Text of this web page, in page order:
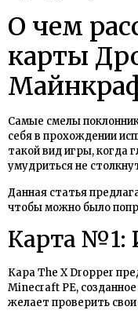
О чем
карты
Самые смелы
себя в прохождении
такой вид игры, когда
умудриться не
Данная статья
чтобы можно было
Карта №1:
Кара The X Dropper
Minecraft PE,
желает проверить